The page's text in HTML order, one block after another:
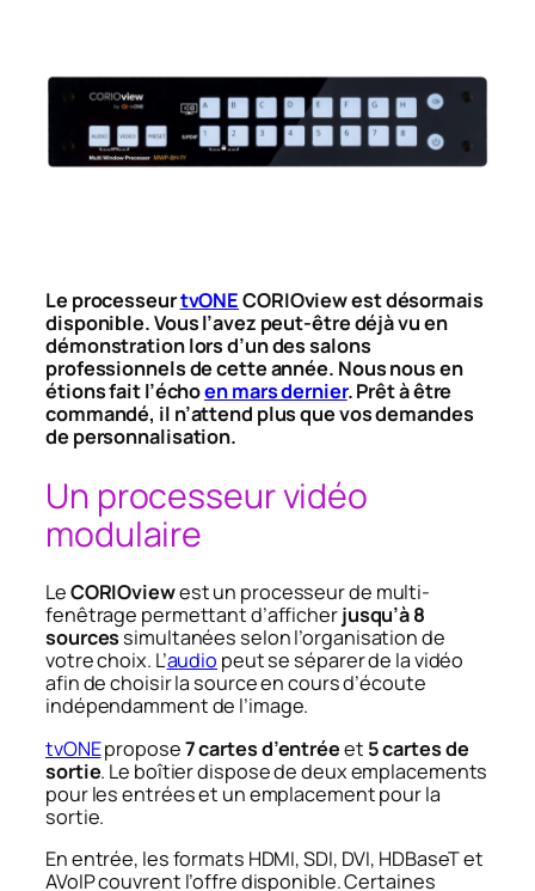
Le processeurtvONECORIOview est désormais
disponible. Vous l’avez peut-être déjà vu en
démonstration lors d’un des salons
professionnels de cette année. Nous nous en
étions fait l’échoen mars dernier. Prêt à être
commandé, il n’attend plus que vos demandes
de personnalisation.
Un processeur vidéo
modulaire
LeCORIOviewest un processeur de multi-
fenêtrage permettant d’afficherjusqu’à 8
sources simultanées selon l’organisation de
votre choix. L’audio peut se séparer de la vidéo
afin de choisir la source en cours d’écoute
indépendamment de l’image.
tvONEpropose7 cartes d’entréeet 5 cartes de
sortie. Le boîtier dispose de deux emplacements
pour les entrées et un emplacement pour la
sortie.
En entrée, les formats HDMI, SDI, DVI, HDBaseT et
AVoIP couvrent l’offre disponible. Certaines